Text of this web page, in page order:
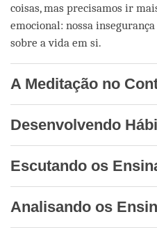
coisas, mas precisamos ir
emocional: nossa
sobre a vida em si.
A Meditação no
Desenvolvendo
Escutando os
Analisando os